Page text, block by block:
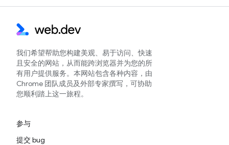
我们希望帮助您构建美观、易于访问、快速
且安全的网站，从而能跨浏览器并为您的所
有用户提供服务。本网站包含各种内容，由
Chrome 团队成员及外部专家撰写，可协助
您顺利踏上这一旅程。
参与
提交 bug